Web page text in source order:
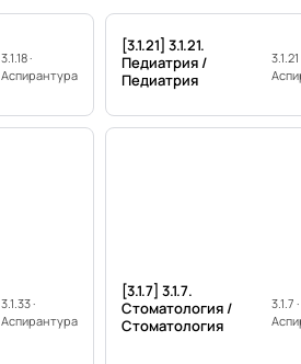
3.1.18 ·
Аспирантура
[3.1.21] 3.1.21.
Педиатрия /
Педиатрия
3.1.21
3.1.33 ·
Аспирантура
[3.1.7] 3.1.7.
Стоматология /
Стоматология
3.1.7 ·